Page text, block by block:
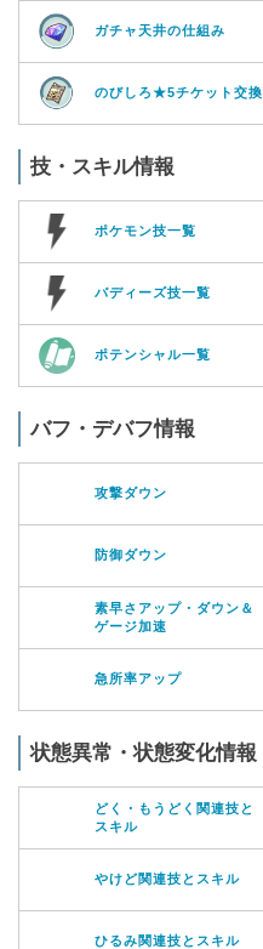
ガチャ天井の仕組み
のびしろ★5チケット交換
技・スキル情報
ポケモン技一覧
バディーズ技一覧
ポテンシャル一覧
バフ・デバフ情報
攻撃ダウン
防御ダウン
素早さアップ・ダウン＆
ゲージ加速
急所率アップ
状態異常・状態変化情報
どく・もうどく関連技と
スキル
やけど関連技とスキル
ひるみ関連技とスキル